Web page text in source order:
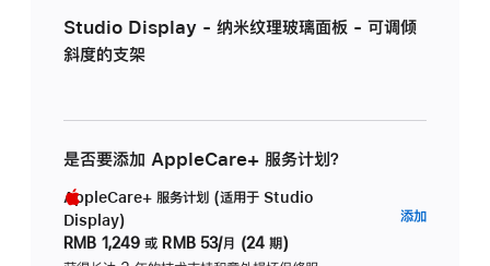
Studio Display - 纳米纹理玻璃面板 - 可调倾
斜度的支架
是否要添加 AppleCare+ 服务计划？
AppleCare+ 服务计划 (适用于 Studio
Display)
RMB 1,249 或 RMB 53/月 (24 期)
添加